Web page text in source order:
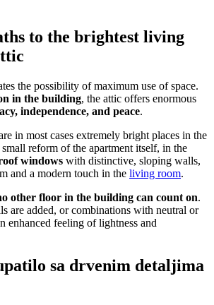
to the brightest living
the possibility of maximum use of space.
in the building, the attic offers enormous
independence, and peace.
in most cases extremely bright places in the
reform of the apartment itself, in the
windows with distinctive, sloping walls,
and a modern touch in the living room.
other floor in the building can count on.
are added, or combinations with neutral or
enhanced feeling of lightness and